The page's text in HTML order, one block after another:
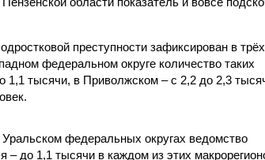
преступности зафиксирован в трёх
федеральном округе количество таких
1,1 тысячи, в Приволжском – с 2,2 до 2,3
федеральных округах ведомство
– до 1,1 тысячи в каждом из этих